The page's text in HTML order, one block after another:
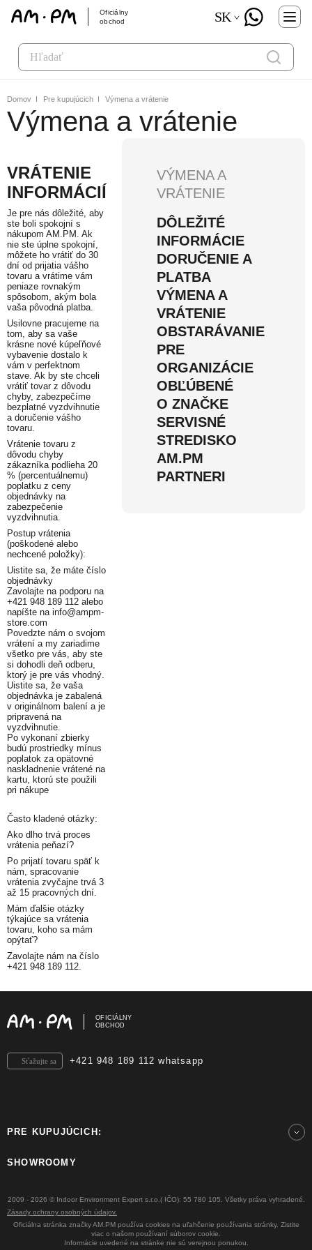
Oficiálny
obchod
SK
Domov Pre kupujúcich Výmena a vrátenie
Výmena a vrátenie
VÝMENA A
VRÁTENIE
DÔLEŽITÉ
INFORMÁCIE
DORUČENIE A
PLATBA
VÝMENA A
VRÁTENIE
OBSTARÁVANIE
PRE
ORGANIZÁCIE
OBĽÚBENÉ
O ZNAČKE
SERVISNÉ
STREDISKO
AM.PM
PARTNERI
VRÁTENIE
INFORMÁCIÍ
Je pre nás dôležité, aby
ste boli spokojní s
nákupom AM.PM. Ak
nie ste úplne spokojní,
môžete ho vrátiť do 30
dní od prijatia vášho
tovaru a vrátime vám
peniaze rovnakým
spôsobom, akým bola
vaša pôvodná platba.
Usilovne pracujeme na
tom, aby sa vaše
krásne nové kúpeľňové
vybavenie dostalo k
vám v perfektnom
stave. Ak by ste chceli
vrátiť tovar z dôvodu
chyby, zabezpečíme
bezplatné vyzdvihnutie
a doručenie vášho
tovaru.
Vrátenie tovaru z
dôvodu chyby
zákazníka podlieha 20
% (percentuálnemu)
poplatku z ceny
objednávky na
zabezpečenie
vyzdvihnutia.
Postup vrátenia
(poškodené alebo
nechcené položky):
Uistite sa, že máte číslo
objednávky
Zavolajte na podporu na
+421 948 189 112 alebo
napíšte na info@ampm-
store.com
Povedzte nám o svojom
vrátení a my zariadime
všetko pre vás, aby ste
si dohodli deň odberu,
ktorý je pre vás vhodný.
Uistite sa, že vaša
objednávka je zabalená
v originálnom balení a je
pripravená na
vyzdvihnutie.
Po vykonaní zbierky
budú prostriedky mínus
poplatok za opätovné
naskladnenie vrátené na
kartu, ktorú ste použili
pri nákupe
Často kladené otázky:
Ako dlho trvá proces
vrátenia peňazí?
Po prijatí tovaru späť k
nám, spracovanie
vrátenia zvyčajne trvá 3
až 15 pracovných dní.
Mám ďalšie otázky
týkajúce sa vrátenia
tovaru, koho sa mám
opýtať?
Zavolajte nám na číslo
+421 948 189 112.
OFICIÁLNY
OBCHOD
+421 948 189 112 whatsapp
Sťažujte sa
PRE KUPUJÚCICH:
SHOWROOMY
2009 - 2026 © Indoor Environment Expert s.r.o.( IČO): 55 780 105. Všetky práva vyhradené.
Zásady ochrany osobných údajov.
Oficiálna stránka značky AM.PM používa cookies na uľahčenie používania stránky. Zistite
viac o našom používaní súborov cookie.
Informácie uvedené na stránke nie sú verejnou ponukou.